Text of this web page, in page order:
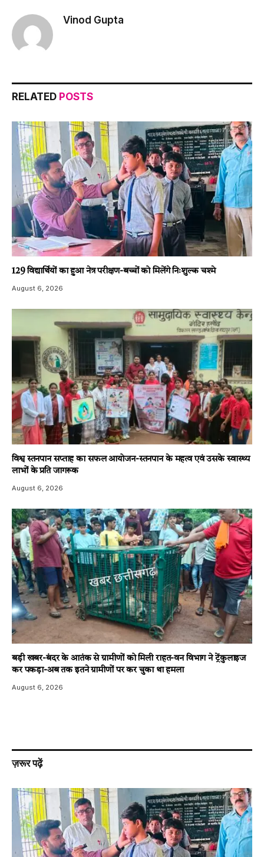
Vinod Gupta
RELATED POSTS
129 विद्यार्थियों का हुआ नेत्र परीक्षण-बच्चों को मिलेंगे निःशुल्क चश्मे
August 6, 2026
विश्व स्तनपान सप्ताह का सफल आयोजन-स्तनपान के महत्व एवं उसके स्वास्थ्य
लाभों के प्रति जागरूक
August 6, 2026
बड़ी खबर-बंदर के आतंक से ग्रामीणों को मिली राहत-वन विभाग ने ट्रेंकुलाइज
कर पकड़ा-अब तक इतने ग्रामीणों पर कर चुका था हमला
August 6, 2026
ज़रूर पढ़ें